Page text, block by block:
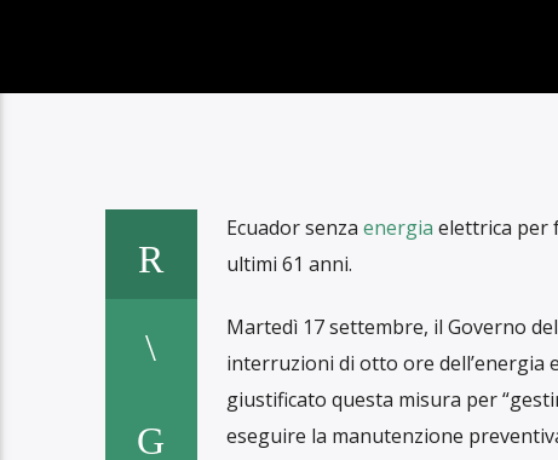
ECUADOR